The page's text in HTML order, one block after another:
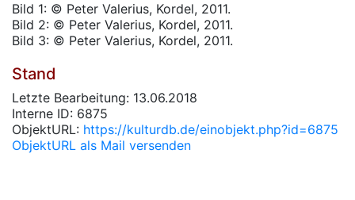
Bild 1: © Peter Valerius, Kordel, 2011.
Bild 2: © Peter Valerius, Kordel, 2011.
Bild 3: © Peter Valerius, Kordel, 2011.
Stand
Letzte Bearbeitung: 13.06.2018
Interne ID: 6875
ObjektURL: https://kulturdb.de/einobjekt.php?id=6875
ObjektURL als Mail versenden